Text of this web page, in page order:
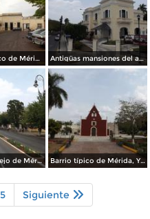
Centro Histórico de Mérida, Yucatán. Abril/2013 Antigüas mansiones del auge del henequén. Mérida. Abril/2013
El Paseo Montejo de Mérida, Yucatán. Abril/2013 Barrio típico de Mérida, Yucatán. Abril/2013
5 Siguiente